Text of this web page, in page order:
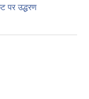
पर उद्धरण